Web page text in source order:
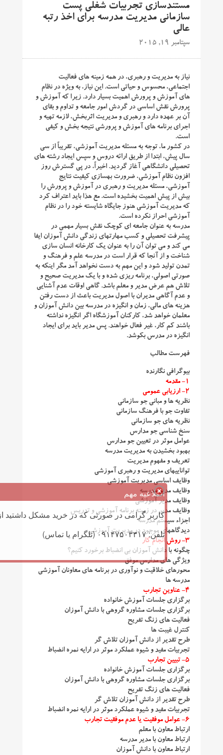
مستندسازی تجربیات شغلی پست
سازمانی مدیریت مدرسه برای اخذ رتبه
عالی
سپتامبر 19, 2015
نیاز به مدیریت و رهبری، در همه زمینه های فعالیت
اجتماعی، محسوس و حیاتی است. این نیاز، به ویژه در نظام
های آموزش و پرورش اهمیت بسیار دارد. زیرا که آموزش و
پرورش نقش اساسی در گردش امور جامعه و تداوم و بقای
آن بر عهده دارد و رهبری و مدیریت اثربخش، لازمه تهیه و
اجرای برنامه های آموزش و پرورشی نتیجه بخش و کیفی
است.
در کشور ما، توجه به مسئله مدیریت آموزشی، تقریباً از سی
سال پیش، ابتدا از طریق ارائه دروس و سپس ایجاد رشته های
تحصیلی دانشگاهی آغاز گردید. اخیراً، در پی گسترش روز
افزون نظام آموزشی، ضرورت بهسازی کیفیت نتایج
آموزشی، مسئله مدیریت و رهبری در آموزش و پرورش را
بیش از پیش اهمیت بخشیده است. مع هذا باید اعتراف کرد
که مدیریت آموزشی هنوز جایگاه شایسته خود را در نظام
آموزشی احراز نکرده است.
مدرسه به عنوان جامعه ای کوچک نقش بسیار مهمی در
پیشرفت تحصیلی و کسب مهارتهای زندگی دانش آموزان ایفا
می کند و می توان آن را به عنوان یک کارخانه انسان سازی
شناخت و از آنجا که قرار است در مدرسه علم و فرهنگ و
تمدن تولید شود و این مهم به دست نخواهد آمد مگر اینکه به
صورتی اصولی، برنامه ریزی شده و با یک مدیریت صحیح و
تلاش هم عرض مدیر و معلم باشد. گاهی اوقات عدم آشنایی
و عدم آگاهی مدیران با اصول مدیریت باعث از دست رفتن
هزینه های مالی، زمان و انگیزه در مدرسه بین دانش آموزان و
معلمان خواهد شد، کارکنان آموزشگاه اگر انگیزه نداشته
باشند کم کار، غیر فعال خواهند. پس مدیر باید برای ایجاد
انگیزه در مدرس بکوشد.
فهرست مطالب
بیوگرافی نگارنده
۱- مقدمه
۲- ارزیابی عمومی
نظریه ها و مبانی جو سازمانی
تفاوت جو با فرهنگ سازمانی
نظریه های جو سازمانی
سنخ شناسی جو مدارس
عوامل موثر در تعیین جو مدارس
بهبود بخشیدن به مدیریت مدرسه
تعریف و مفهوم مدیریت
تواناییهای مدیریت و رهبری آموزشی
وظایف اساسی مدیریت آموزشی
وظایف مدیر مدرسه
وظایف مدیر آموزشی
وظایف مدیر در زمینه برنامه آموزشی و تدریس
اجزاء سیستم مدرسه
دیدگاههای موجود در مدیریت آموزشی
۳- روش انجام کار
چگونه با دانش آموزان بی انضباط برخورد کنیم؟
ویژگی های مدارس موفق
محورهای خلاقیت و نوآوری در برنامه های معاونان آموزشی
مدرسه ها
۴- عناوین تجارب
برگزاری جلسات آموزش خانواده
برگزاری جلسات مشاوره گروهی با دانش آموزان
فعالیت های زنگ تفریح
کنترل غیبت ها
طرح تقدیر از دانش آموزان تلاش گر
تجربیات مفید و شیوه عملکرد موثر در ارایه نمره انضباط
۵- تبیین تجارب
برگزاری جلسات آموزش خانواده
برگزاری جلسات مشاوره گروهی با دانش آموزان
فعالیت های زنگ تفریح
طرح تقدیر از دانش آموزان تلاش گر
تجربیات مفید و شیوه عملکرد موثر در ارایه نمره انضباط
۶- عوامل موفقیت یا عدم موفقیت تجارب
ارتباط معاون با معلم
ارتباط معاون با مدیر مدرسه
ارتباط معاون با دانش آموزان
اطلاعیه مهم
کاربر گرامی در صورتی که در خرید مشکل داشتید
تلفن: ۰۹۱۴۷۵۰۳۳۱۷ (تلگرام یا تماس)